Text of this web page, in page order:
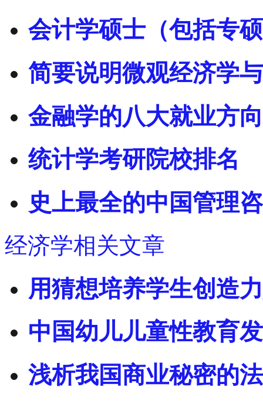
会计学硕士（包括专
简要说明微观经济学
金融学的八大就业方
统计学考研院校排名
史上最全的中国管理
经济学相关文章
用猜想培养学生创造
中国幼儿儿童性教育
浅析我国商业秘密的